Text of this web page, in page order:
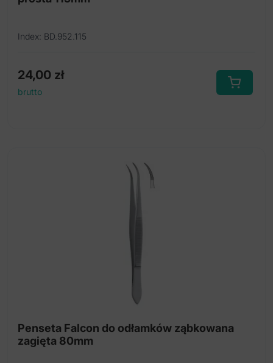
Index: BD.952.115
24,00 zł
brutto
Penseta Falcon do odłamków ząbkowana
zagięta 80mm